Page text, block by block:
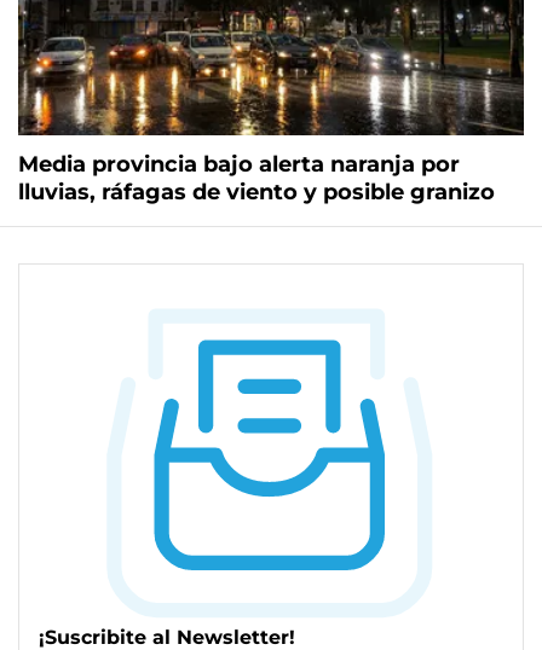
Media provincia bajo alerta naranja por
lluvias, ráfagas de viento y posible granizo
¡Suscribite al Newsletter!